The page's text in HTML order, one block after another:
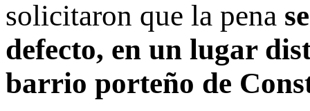
solicitaron que la pena
defecto, en un lugar
barrio porteño de